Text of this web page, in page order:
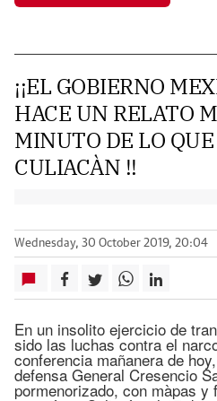
¡¡EL GOBIERNO
HACE UN RELATO
MINUTO DE LO
CULIACÀN !!
Wednesday, 30 October 2019, 20:04
En un insolito ejercicio de
sido las luchas contra el
conferencia mañanera de
defensa General Cresencio
pormenorizado, con màpas